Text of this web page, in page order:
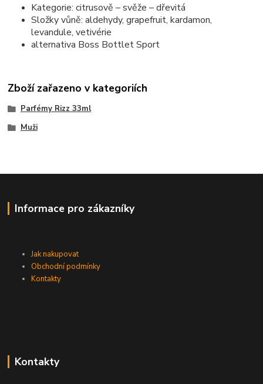
Kategorie: citrusově – svěže – dřevitá
Složky vůně: aldehydy, grapefruit, kardamon,
levandule, vetivérie
alternativa Boss Bottlet Sport
Zboží zařazeno v kategoriích
Parfémy Rizz 33ml
Muži
Informace pro zákazníky
Jak nakupovat
Obchodní podmínky
Kontakty
Kontakty